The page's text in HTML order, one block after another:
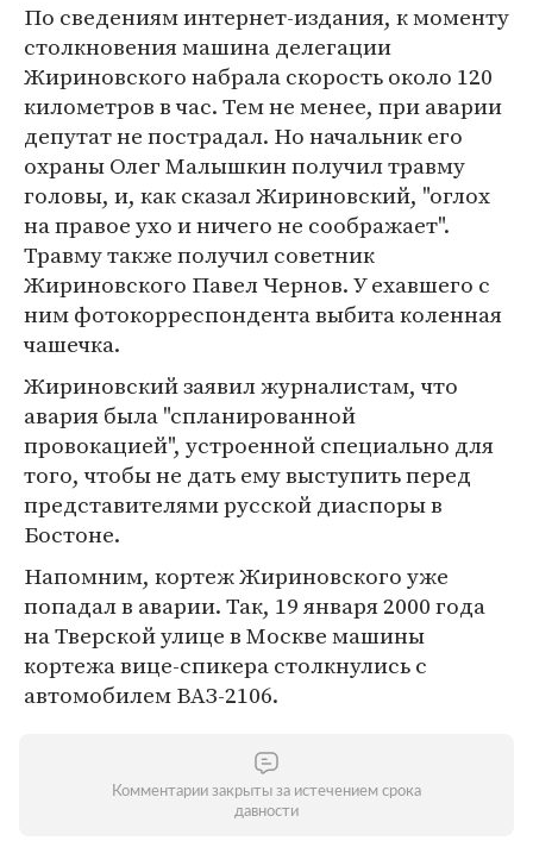
По сведениям интернет-издания, к моменту
столкновения машина делегации
Жириновского набрала скорость около 120
километров в час. Тем не менее, при аварии
депутат не пострадал. Но начальник его
охраны Олег Малышкин получил травму
головы, и, как сказал Жириновский, "оглох
на правое ухо и ничего не соображает".
Травму также получил советник
Жириновского Павел Чернов. У ехавшего с
ним фотокорреспондента выбита коленная
чашечка.
Жириновский заявил журналистам, что
авария была "спланированной
провокацией", устроенной специально для
того, чтобы не дать ему выступить перед
представителями русской диаспоры в
Бостоне.
Напомним, кортеж Жириновского уже
попадал в аварии. Так, 19 января 2000 года
на Тверской улице в Москве машины
кортежа вице-спикера столкнулись с
автомобилем ВАЗ-2106.
Комментарии закрыты за истечением срока
давности